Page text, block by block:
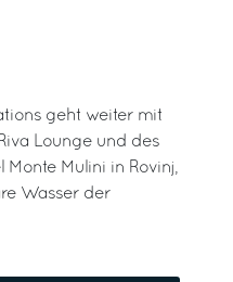
geht weiter mit
Lounge und des
Monte Mulini in Rovinj,
Wasser der